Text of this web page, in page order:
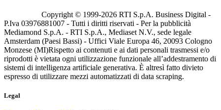
Copyright © 1999-2026 RTI S.p.A. Business Digital -
P.Iva 03976881007 - Tutti i diritti riservati - Per la pubblicità
Mediamond S.p.A. - RTI S.p.A., Mediaset N.V., sede legale
Amsterdam (Paesi Bassi) - Uffici Viale Europa 46, 20093 Cologno
Monzese (MI)Rispetto ai contenuti e ai dati personali trasmessi e/o
riprodotti è vietata ogni utilizzazione funzionale all’addestramento di
sistemi di intelligenza artificiale generativa. È altresì fatto divieto
espresso di utilizzare mezzi automatizzati di data scraping.
Legal